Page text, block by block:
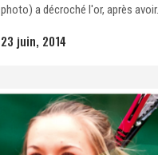
photo) a décroché l'or, après avoir...
23 juin, 2014